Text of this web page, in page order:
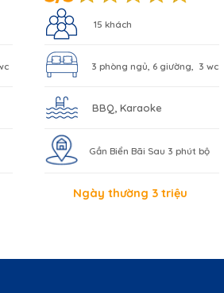
15 khách
3 phòng ngủ, 6 giường, 3 wc
BBQ, Karaoke
Gần Biển Bãi Sau 3 phút bộ
Ngày thường 3 triệu